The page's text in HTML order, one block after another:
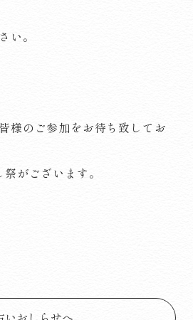
い。
様のご参加をお待ち致してお
がございます。